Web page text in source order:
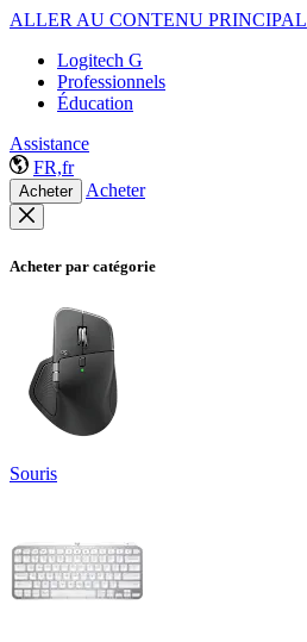
ALLER AU CONTENU PRINCIPAL
Logitech G
Professionnels
Éducation
Assistance
FR,fr
Acheter Acheter
Acheter par catégorie
Souris